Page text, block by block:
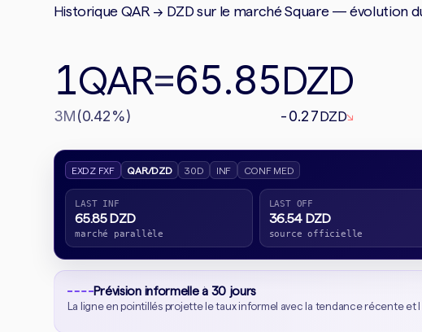
Historique QAR → DZD sur le marché Square — évolution
1QAR=65.85DZD
3M(0.42%) -0.27DZD↘
EXDZ FXF QAR/DZD 30D INF CONF MED
LAST INF
65.85 DZD
marché parallèle
LAST OFF
36.54 DZD
source officielle
Prévision informelle à 30 jours
La ligne en pointillés projette le taux informel avec la tendance récente et